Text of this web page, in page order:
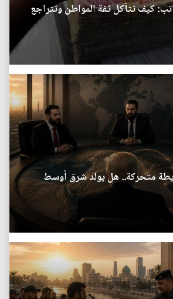
كيف تتآكل ثقة المواطن وتتراجع
متحركة.. هل يولد شرق أوسط